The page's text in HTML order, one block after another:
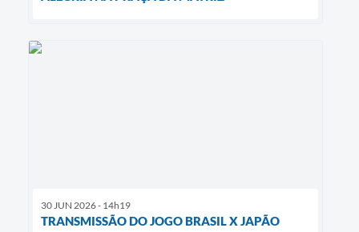
30 JUN 2026 - 14h19
TRANSMISSÃO DO JOGO BRASIL X JAPÃO